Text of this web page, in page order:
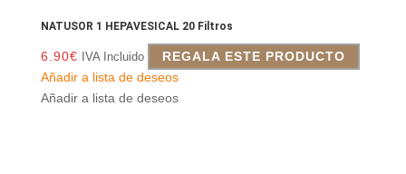
NATUSOR 1 HEPAVESICAL 20 Filtros
6.90€ IVA Incluido
REGALA ESTE PRODUCTO
Añadir a lista de deseos
Añadir a lista de deseos